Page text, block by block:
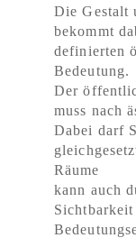
Die Gestalt
bekommt
definierten
Bedeutung.
Der
muss nach
Dabei darf
Räume
kann auch